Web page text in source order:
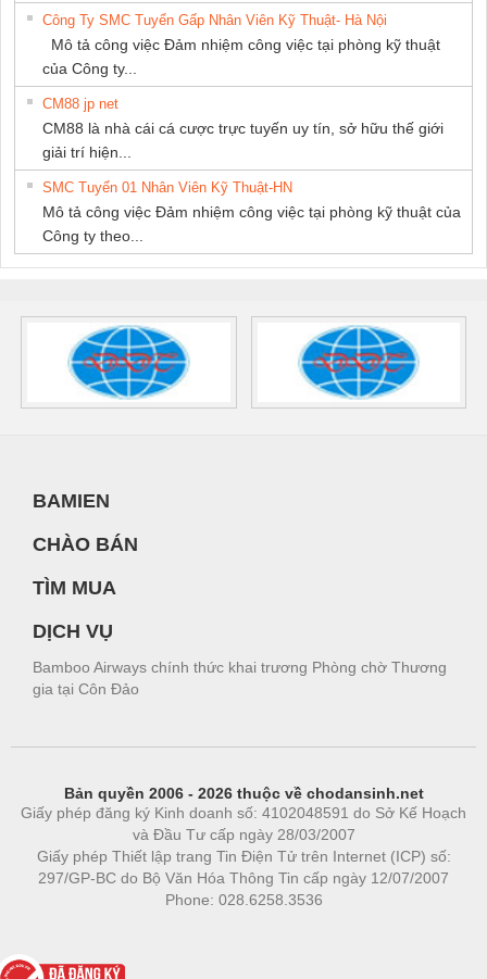
Công Ty SMC Tuyển Gấp Nhân Viên Kỹ Thuật- Hà Nội
Mô tả công việc Đảm nhiệm công việc tại phòng kỹ thuật
của Công ty...
CM88 jp net
CM88 là nhà cái cá cược trực tuyến uy tín, sở hữu thế giới
giải trí hiện...
SMC Tuyển 01 Nhân Viên Kỹ Thuật-HN
Mô tả công việc Đảm nhiệm công việc tại phòng kỹ thuật của
Công ty theo...
BAMIEN
CHÀO BÁN
TÌM MUA
DỊCH VỤ
Bamboo Airways chính thức khai trương Phòng chờ Thương
gia tại Côn Đảo
Bản quyền 2006 - 2026 thuộc về chodansinh.net
Giấy phép đăng ký Kinh doanh số: 4102048591 do Sở Kế Hoạch
và Đầu Tư cấp ngày 28/03/2007
Giấy phép Thiết lập trang Tin Điện Tử trên Internet (ICP) số:
297/GP-BC do Bộ Văn Hóa Thông Tin cấp ngày 12/07/2007
Phone: 028.6258.3536